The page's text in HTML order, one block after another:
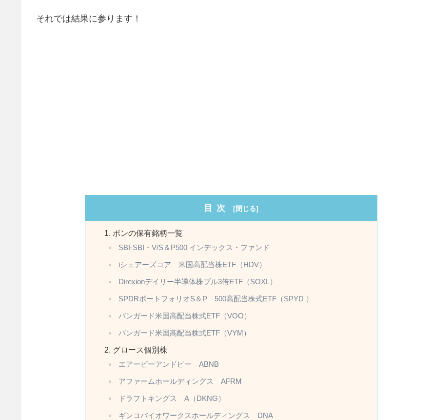
それでは結果に参ります！
目次
ポンの保有銘柄一覧
SBI-SBI・V/S＆P500 インデックス・ファンド
iシェアーズコア 米国高配当株ETF（HDV）
Direxionデイリー半導体株ブル3倍ETF（SOXL）
SPDRポートフォリオS＆P 500高配当株式ETF（SPYD ）
バンガード米国高配当株式ETF（VOO）
バンガード米国高配当株式ETF（VYM）
グロース個別株
エアービーアンドビー ABNB
アファームホールディングス AFRM
ドラフトキングス A（DKNG）
ギンコバイオワークスホールディングス DNA